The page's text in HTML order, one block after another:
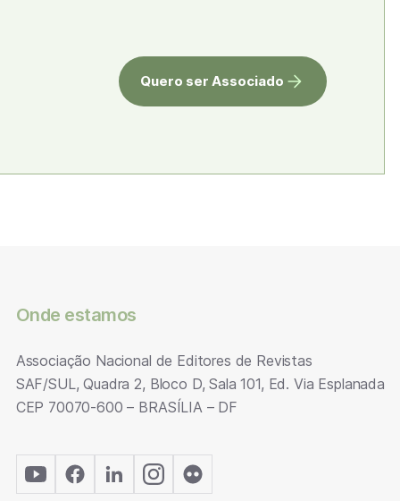
Quero ser Associado
Onde estamos
Associação Nacional de Editores de Revistas
SAF/SUL, Quadra 2, Bloco D, Sala 101, Ed. Via Esplanada
CEP 70070-600 – BRASÍLIA – DF